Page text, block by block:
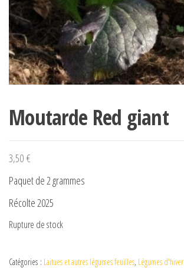
Moutarde Red giant
3,50 €
Paquet de 2 grammes
Récolte 2025
Rupture de stock
Catégories : Laitues et autres légumes feuilles, Légumes d'hiver